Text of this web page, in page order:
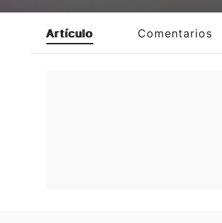
Artículo Comentarios